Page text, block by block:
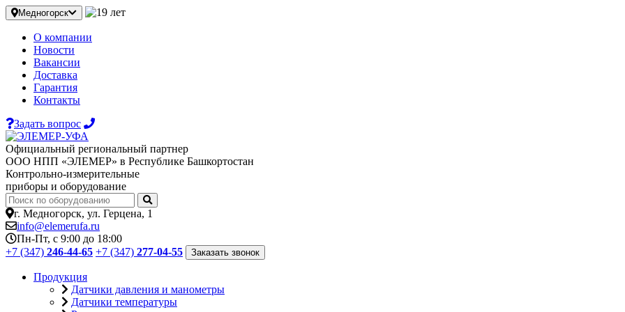
Медногорск
О компании
Новости
Вакансии
Доставка
Гарантия
Контакты
Задать вопрос
Официальный региональный партнер
ООО НПП «ЭЛЕМЕР» в Республике Башкортостан
Контрольно-измерительные
приборы и оборудование
г. Медногорск, ул. Герцена, 1
info@elemerufa.ru
Пн-Пт, с 9:00 до 18:00
+7 (347) 246-44-65 +7 (347) 277-04-55 Заказать звонок
Продукция
Датчики давления и манометры
Датчики температуры